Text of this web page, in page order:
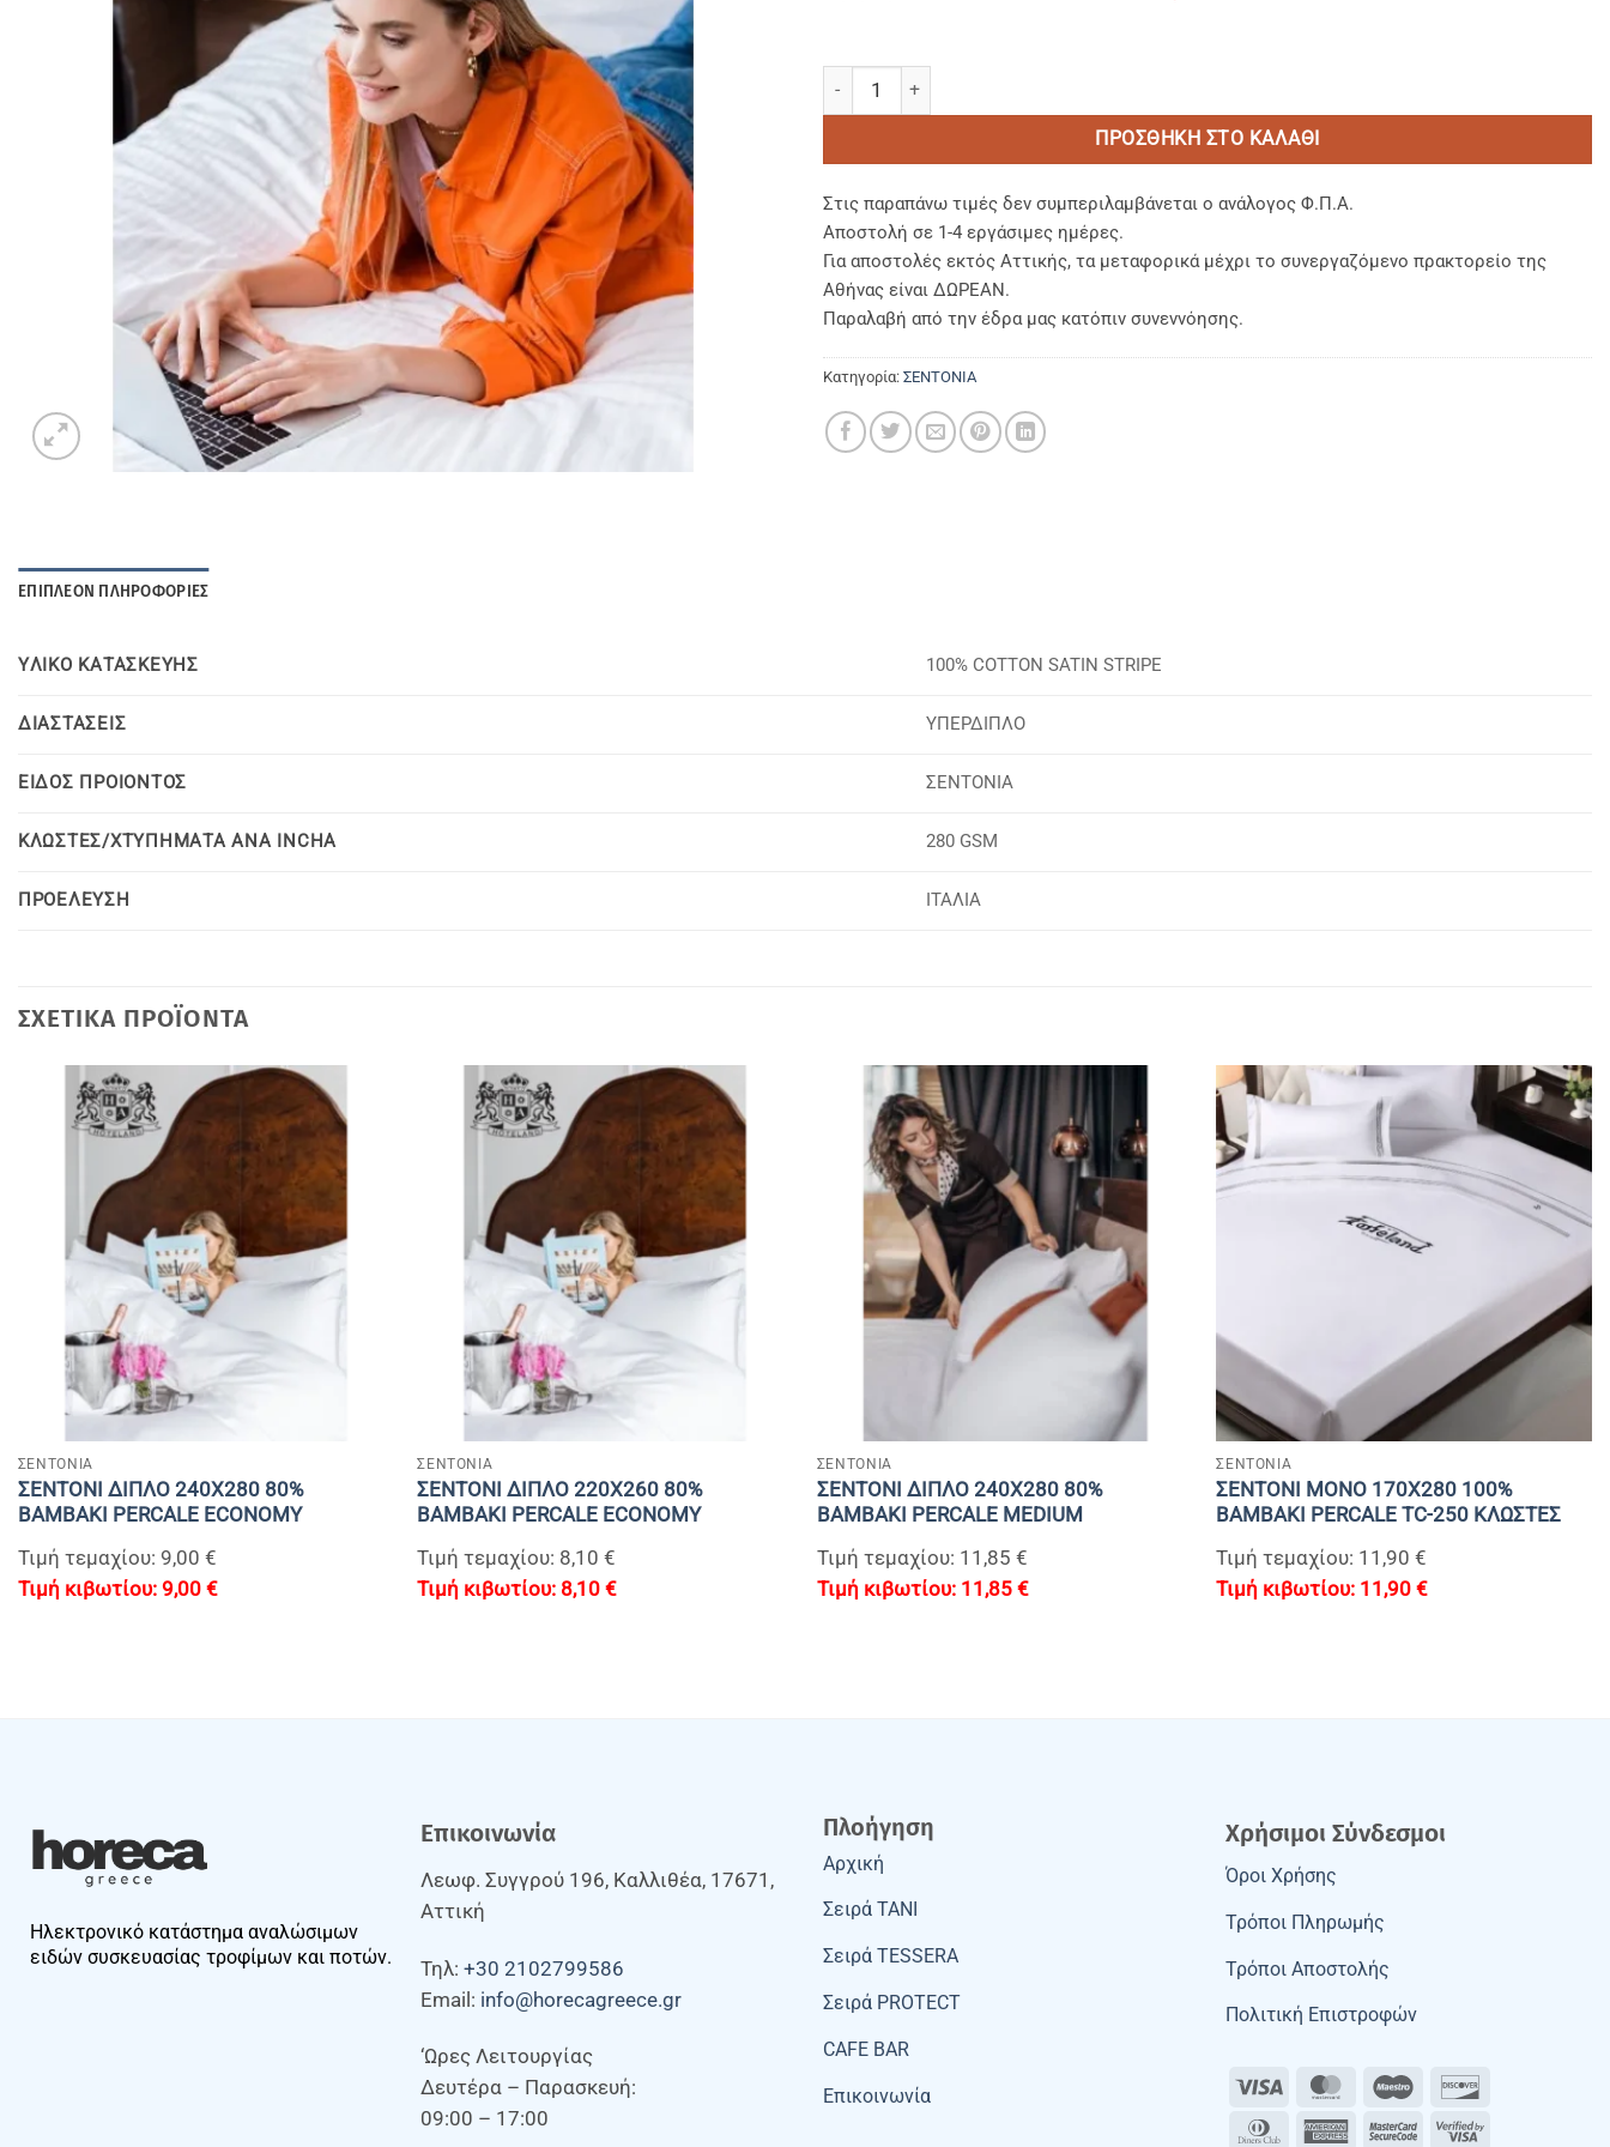
ΣΕΝΤΟΝΙ ΥΠΕΡΔΙΠΛΟ 280Χ300 ΒΑΜΒΑΚΟΣΑΤΕΝ ΡΙΓΕ 1cm 100% BAMBAKI TC-280 ΚΛΩΣΤΕΣ
ΠΡΟΣΘΉΚΗ ΣΤΟ ΚΑΛΆΘΙ
Στις παραπάνω τιμές δεν συμπεριλαμβάνεται ο ανάλογος Φ.Π.Α.
Αποστολή σε 1-4 εργάσιμες ημέρες.
Για αποστολές εκτός Αττικής, τα μεταφορικά μέχρι το συνεργαζόμενο πρακτορείο της
Αθήνας είναι ΔΩΡΕΑΝ.
Παραλαβή από την έδρα μας κατόπιν συνεννόησης.
Κατηγορία: ΣΕΝΤΟΝΙΑ
ΕΠΙΠΛΈΟΝ ΠΛΗΡΟΦΟΡΊΕΣ
YΛΙΚΟ KΑΤΑΣΚΕΥΗΣ 100% COTTON SATIN STRIPE
ΔΙΑΣΤΑΣΕΙΣ ΥΠΕΡΔΙΠΛΟ
ΕΙΔΟΣ ΠΡΟΙΟΝΤΟΣ ΣΕΝΤΟΝΙΑ
ΚΛΩΣΤΕΣ/ΧΤΥΠΗΜΑΤΑ ΑΝΑ INCHA 280 GSM
ΠΡΟΕΛΕΥΣΗ ΙΤΑΛΙΑ
ΣΧΕΤΙΚΆ ΠΡΟΪΌΝΤΑ
ΣΕΝΤΟΝΙΑ
ΣΕΝΤΟΝΙ ΔΙΠΛΟ 240Χ280 80%
BAMBAKI PERCALE ECONOMY
Τιμή τεμαχίου: 9,00 €
9,00 €
ΣΕΝΤΟΝΙΑ
ΣΕΝΤΟΝΙ ΔΙΠΛΟ 220Χ260 80%
BAMBAKI PERCALE ECONOMY
Τιμή τεμαχίου: 8,10 €
8,10€
ΣΕΝΤΟΝΙΑ
ΣΕΝΤΟΝΙ ΔΙΠΛΟ 240Χ280 80%
BAMBAKI PERCALE MEDIUM
Τιμή τεμαχίου: 11,85 €
11,85 €
+
ΣΕΝΤΟΝΙΑ
ΣΕΝΤΟΝΙ MONΟ 170Χ280 100%
BAMBAKI PERCALE TC-250 ΚΛΩΣΤΕΣ
Τιμή τεμαχίου: 11,90 €
11,90€
Ηλεκτρονικό κατάστημα αναλώσιμων
ειδών συσκευασίας τροφίμων και ποτών.
Επικοινωνία
Λεωφ. Συγγρού 196, Καλλιθέα, 17671,
Αττική
Τηλ: +30 2102799586
Email: info@horecagreece.gr
‘Ωρες Λειτουργίας
Δευτέρα – Παρασκευή:
09:00 – 17:00
Πλοήγηση
Αρχική
Σειρά TANI
Σειρά TESSERA
Σειρά PROTECT
CAFE BAR
Επικοινωνία
Χρήσιμοι Σύνδεσμοι
Όροι Χρήσης
Τρόποι Πληρωμής
Τρόποι Αποστολής
Πολιτική Επιστροφών
Visa MasterCardMaestro
Dinners AmericanMasterCard
Visa